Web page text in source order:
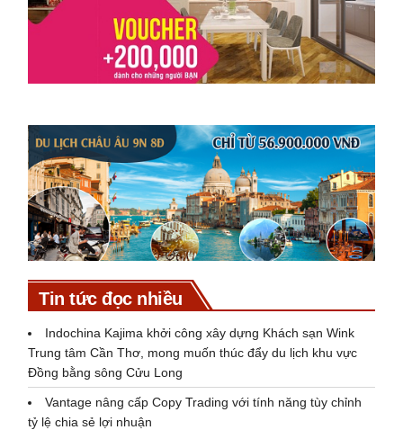
Tin tức đọc nhiều
Indochina Kajima khởi công xây dựng Khách sạn Wink
Trung tâm Cần Thơ, mong muốn thúc đẩy du lịch khu vực
Đồng bằng sông Cửu Long
Vantage nâng cấp Copy Trading với tính năng tùy chỉnh
tỷ lệ chia sẻ lợi nhuận